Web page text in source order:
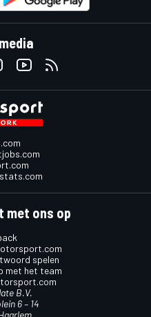
met ons op
spelen
met het team
B.V.
6 – 14